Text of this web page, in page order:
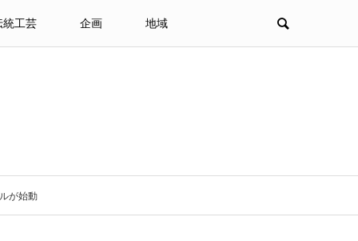
統工芸 企画 地域
が始動